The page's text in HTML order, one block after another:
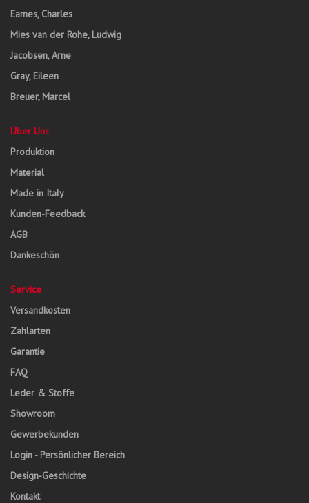
Eames, Charles
Mies van der Rohe, Ludwig
Jacobsen, Arne
Gray, Eileen
Breuer, Marcel
Über Uns
Produktion
Material
Made in Italy
Kunden-Feedback
AGB
Dankeschön
Service
Versandkosten
Zahlarten
Garantie
FAQ
Leder & Stoffe
Showroom
Gewerbekunden
Login - Persönlicher Bereich
Design-Geschichte
Kontakt